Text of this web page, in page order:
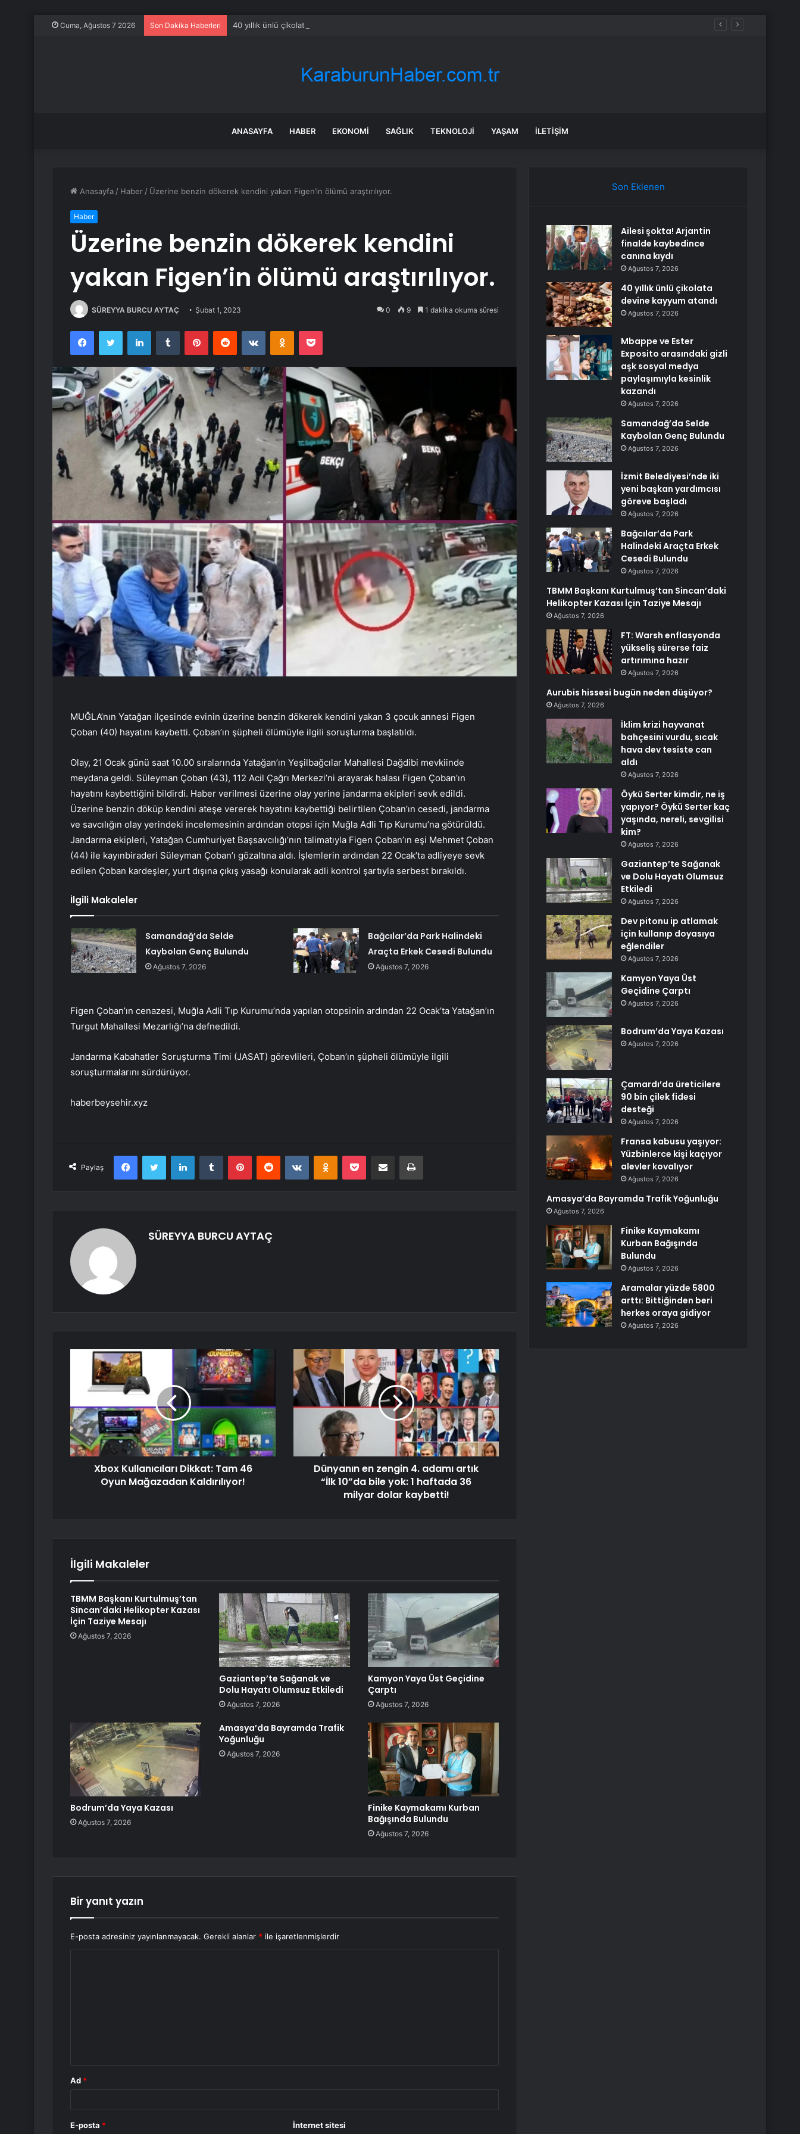
Cuma, Ağustos 7 2026 Son Dakika Haberleri 40 yıllık ünlü çikolata devine kayyum atandı
ANASAYFA HABER EKONOMI SAĞLIK TEKNOLOJI YAŞAM İLETIŞIM
Anasayfa / Haber / Üzerine benzin dökerek kendini yakan Figen’in ölümü araştırılıyor.
Haber
Üzerine benzin dökerek kendini
yakan Figen’in ölümü araştırılıyor.
SÜREYYA BURCU AYTAÇ Şubat 1, 2023 0 9 1 dakika okuma süresi
FacebookTwitter LinkedInTumblr PinterestReddit VKontakteOdnoklassniki
Pocket
MUĞLA’nın Yatağan ilçesinde evinin üzerine benzin dökerek kendini yakan 3 çocuk annesi Figen
Çoban (40) hayatını kaybetti. Çoban’ın şüpheli ölümüyle ilgili soruşturma başlatıldı.
Olay, 21 Ocak günü saat 10.00 sıralarında Yatağan’ın Yeşilbağcılar Mahallesi Dağdibi mevkiinde
meydana geldi. Süleyman Çoban (43), 112 Acil Çağrı Merkezi’ni arayarak halası Figen Çoban’ın
hayatını kaybettiğini bildirdi. Haber verilmesi üzerine olay yerine jandarma ekipleri sevk edildi.
Üzerine benzin döküp kendini ateşe vererek hayatını kaybettiği belirtilen Çoban’ın cesedi, jandarma
ve savcılığın olay yerindeki incelemesinin ardından otopsi için Muğla Adli Tıp Kurumu’na götürüldü.
Jandarma ekipleri, Yatağan Cumhuriyet Başsavcılığı’nın talimatıyla Figen Çoban’ın eşi Mehmet Çoban
(44) ile kayınbiraderi Süleyman Çoban’ı gözaltına aldı. İşlemlerin ardından 22 Ocak’ta adliyeye sevk
edilen Çoban kardeşler, yurt dışına çıkış yasağı konularak adli kontrol şartıyla serbest bırakıldı.
İlgili Makaleler
Samandağ’da Selde
Kaybolan Genç Bulundu
Ağustos 7, 2026
Bağcılar’da Park Halindeki
Araçta Erkek Cesedi Bulundu
Ağustos 7, 2026
Figen Çoban’ın cenazesi, Muğla Adli Tıp Kurumu’nda yapılan otopsinin ardından 22 Ocak’ta Yatağan’ın
Turgut Mahallesi Mezarlığı’na defnedildi.
Jandarma Kabahatler Soruşturma Timi (JASAT) görevlileri, Çoban’ın şüpheli ölümüyle ilgili
soruşturmalarını sürdürüyor.
haberbeysehir.xyz
Paylaş
FacebookTwitter LinkedInTumblr PinterestReddit VKontakteOdnoklassniki
Pocket E-Posta ile paylaş Yazdır
SÜREYYA BURCU AYTAÇ
Xbox Kullanıcıları Dikkat: Tam 46
Oyun Mağazadan Kaldırılıyor!
Dünyanın en zengin 4. adamı artık
“İlk 10”da bile yok: 1 haftada 36
milyar dolar kaybetti!
İlgili Makaleler
TBMM Başkanı Kurtulmuş’tan
Sincan’daki Helikopter Kazası
İçin Taziye Mesajı
Ağustos 7, 2026
Gaziantep’te Sağanak ve
Dolu Hayatı Olumsuz Etkiledi
Ağustos 7, 2026
Kamyon Yaya Üst Geçidine
Çarptı
Ağustos 7, 2026
Bodrum’da Yaya Kazası
Ağustos 7, 2026
Amasya’da Bayramda Trafik
Yoğunluğu
Ağustos 7, 2026
Finike Kaymakamı Kurban
Bağışında Bulundu
Ağustos 7, 2026
Bir yanıt yazın
E-posta adresiniz yayınlanmayacak. Gerekli alanlar * ile işaretlenmişlerdir
Ad *
E-posta * İnternet sitesi
Son Eklenen
Ailesi şokta! Arjantin
finalde kaybedince
canına kıydı
Ağustos 7, 2026
40 yıllık ünlü çikolata
devine kayyum atandı
Ağustos 7, 2026
Mbappe ve Ester
Exposito arasındaki gizli
aşk sosyal medya
paylaşımıyla kesinlik
kazandı
Ağustos 7, 2026
Samandağ’da Selde
Kaybolan Genç Bulundu
Ağustos 7, 2026
İzmit Belediyesi’nde iki
yeni başkan yardımcısı
göreve başladı
Ağustos 7, 2026
Bağcılar’da Park
Halindeki Araçta Erkek
Cesedi Bulundu
Ağustos 7, 2026
TBMM Başkanı Kurtulmuş’tan Sincan’daki
Helikopter Kazası İçin Taziye Mesajı
Ağustos 7, 2026
FT: Warsh enflasyonda
yükseliş sürerse faiz
artırımına hazır
Ağustos 7, 2026
Aurubis hissesi bugün neden düşüyor?
Ağustos 7, 2026
İklim krizi hayvanat
bahçesini vurdu, sıcak
hava dev tesiste can
aldı
Ağustos 7, 2026
Öykü Serter kimdir, ne iş
yapıyor? Öykü Serter kaç
yaşında, nereli, sevgilisi
kim?
Ağustos 7, 2026
Gaziantep’te Sağanak
ve Dolu Hayatı Olumsuz
Etkiledi
Ağustos 7, 2026
Dev pitonu ip atlamak
için kullanıp doyasıya
eğlendiler
Ağustos 7, 2026
Kamyon Yaya Üst
Geçidine Çarptı
Ağustos 7, 2026
Bodrum’da Yaya Kazası
Ağustos 7, 2026
Çamardı’da üreticilere
90 bin çilek fidesi
desteği
Ağustos 7, 2026
Fransa kabusu yaşıyor:
Yüzbinlerce kişi kaçıyor
alevler kovalıyor
Ağustos 7, 2026
Amasya’da Bayramda Trafik Yoğunluğu
Ağustos 7, 2026
Finike Kaymakamı
Kurban Bağışında
Bulundu
Ağustos 7, 2026
Aramalar yüzde 5800
arttı: Bittiğinden beri
herkes oraya gidiyor
Ağustos 7, 2026